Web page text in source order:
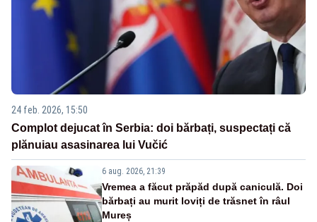
24 feb. 2026, 15:50
Complot dejucat în Serbia: doi bărbați, suspectați că
plănuiau asasinarea lui Vučić
6 aug. 2026, 21:39
Vremea a făcut prăpăd după caniculă. Doi
bărbați au murit loviți de trăsnet în râul
Mureș